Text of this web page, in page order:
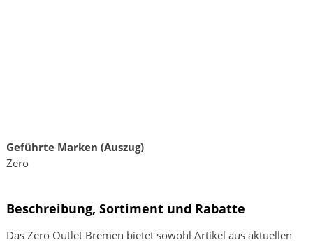
Geführte Marken (Auszug)
Zero
Beschreibung, Sortiment und Rabatte
Das Zero Outlet Bremen bietet sowohl Artikel aus aktuellen